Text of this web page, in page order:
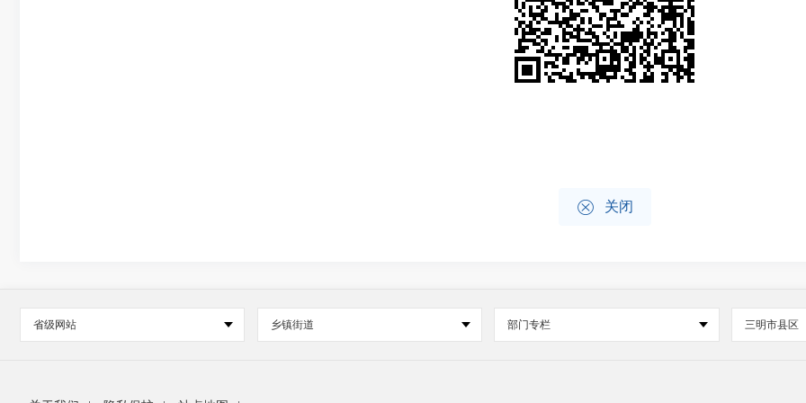
 关闭
省级网站 乡镇街道 部门专栏 三明市县区